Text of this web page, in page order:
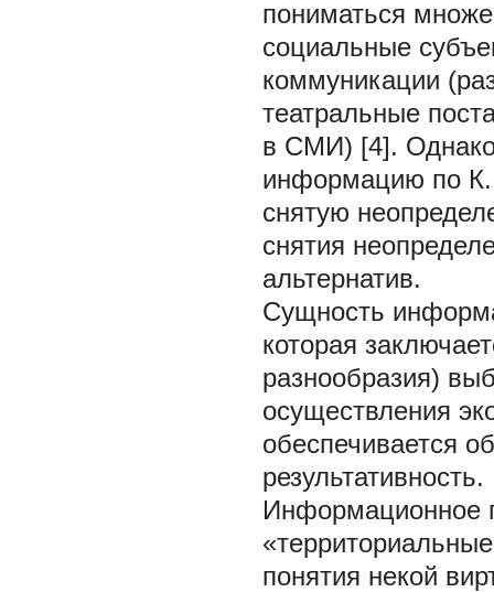
пониматься
социальные
коммуникации
театральные
в СМИ) [4].
информацию по К.
снятую
снятия
альтернатив.
Сущность
которая
разнообразия)
осуществления
обеспечивается
результативность.
Информационное
понятия некой